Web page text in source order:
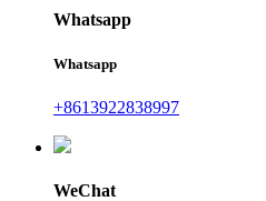
Whatsapp
Whatsapp
+8613922838997
WeChat